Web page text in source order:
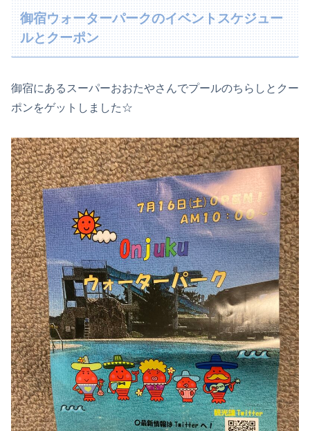
御宿ウォーターパークのイベントスケジュー
ルとクーポン
御宿にあるスーパーおおたやさんでプールのちらしとクー
ポンをゲットしました☆